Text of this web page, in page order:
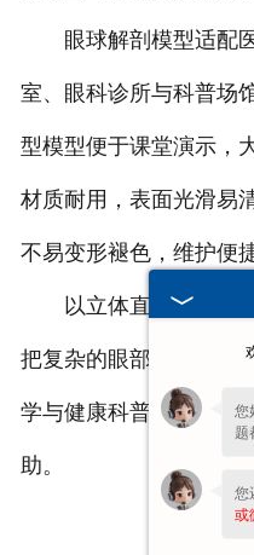
眼球解剖模型适配医
室、眼科诊所与科普场
型模型便于课堂演示，
材质耐用，表面光滑易
不易变形褪色，维护便捷
以立体直观的形式还
把复杂的眼部生理结构
学与健康科普，为眼部
助。
您
题
您
或